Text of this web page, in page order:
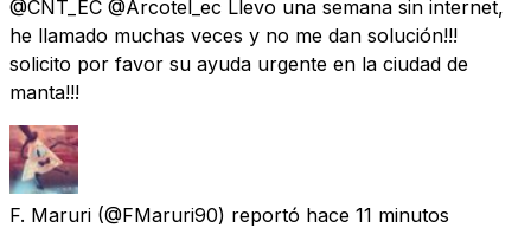
@CNT_EC @Arcotel_ec Llevo una semana sin internet,
he llamado muchas veces y no me dan solución!!!
solicito por favor su ayuda urgente en la ciudad de
manta!!!
F. Maruri (@FMaruri90) reportó hace 11 minutos